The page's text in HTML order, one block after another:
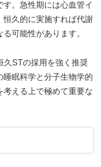
。急性期には心血管イ
恒久的に実施すれば代謝
可能性があります。
久STの採用を強く推奨
睡眠科学と分子生物学的
える上で極めて重要な